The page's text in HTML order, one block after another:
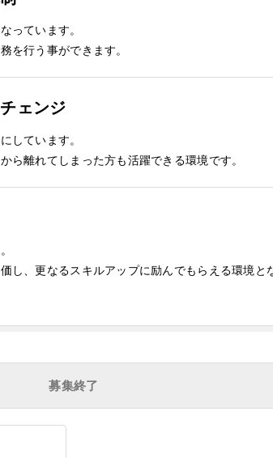
っています。
を行う事ができます。
ェンジ
しています。
ら離れてしまった方も活躍できる環境です。
、更なるスキルアップに励んでもらえる環境と
募集終了